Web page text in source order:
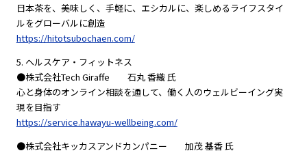
日本茶を、美味しく、手軽に、エシカルに、楽しめるライフスタイ
ルをグローバルに創造
https://hitotsubochaen.com/
5. ヘルスケア・フィットネス
●株式会社Tech Giraffe 石丸 香織 氏
心と身体のオンライン相談を通して、働く人のウェルビーイング実
現を目指す
https://service.hawayu-wellbeing.com/
●株式会社キッカスアンドカンパニー 加茂 基香 氏